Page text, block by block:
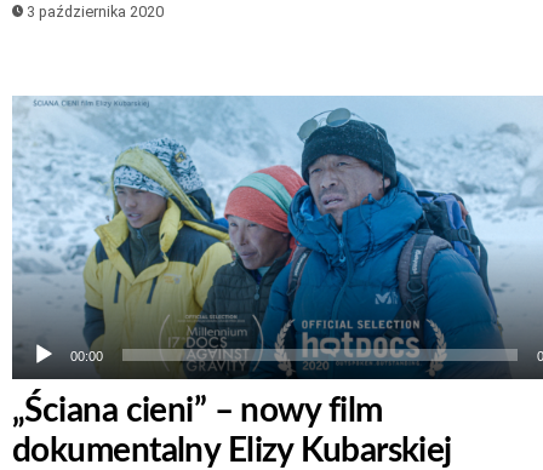
3 października 2020
Odtwarzacz
plików
dźwiękowych
00:00
„Ściana cieni” – nowy film
dokumentalny Elizy Kubarskiej